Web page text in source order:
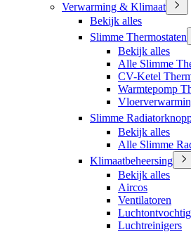
Verwarming & Klimaat
Bekijk alles
Slimme Thermostaten
Bekijk alles
Alle Slimme
CV-Ketel
Warmtepomp
Slimme
Bekijk alles
Alle Slimme
Klimaatbeheersing
Bekijk alles
Aircos
Ventilatoren
Luchtreinigers